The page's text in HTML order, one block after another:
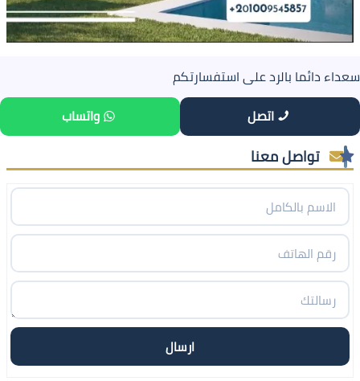
سعداء دائما بالرد على استفسارتكم
اتصل واتساب
تواصل معنا